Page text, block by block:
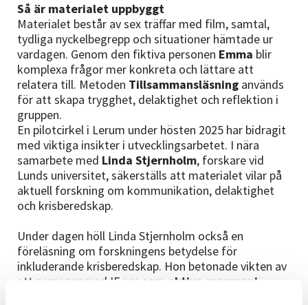
Så är materialet uppbyggt
Materialet består av sex träffar med film, samtal,
tydliga nyckelbegrepp och situationer hämtade ur
vardagen. Genom den fiktiva personen Emma blir
komplexa frågor mer konkreta och lättare att
relatera till. Metoden Tillsammansläsning används
för att skapa trygghet, delaktighet och reflektion i
gruppen.
En pilotcirkel i Lerum under hösten 2025 har bidragit
med viktiga insikter i utvecklingsarbetet. I nära
samarbete med Linda Stjernholm, forskare vid
Lunds universitet, säkerställs att materialet vilar på
aktuell forskning om kommunikation, delaktighet
och krisberedskap.
Under dagen höll Linda Stjernholm också en
föreläsning om forskningens betydelse för
inkluderande krisberedskap. Hon betonade vikten av
att personer med IF ses som aktiva resurser i